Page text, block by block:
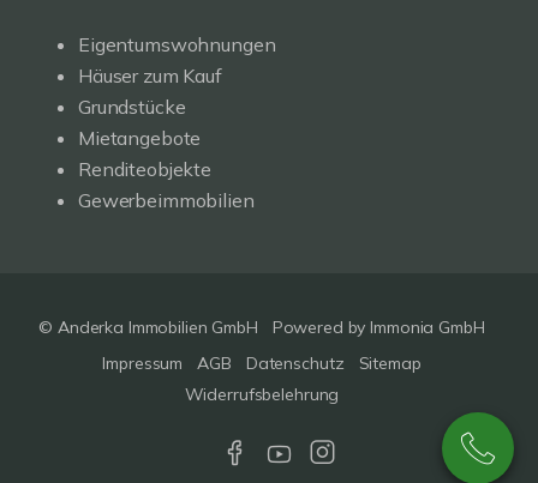
Eigentumswohnungen
Häuser zum Kauf
Grundstücke
Mietangebote
Renditeobjekte
Gewerbeimmobilien
© Anderka Immobilien GmbH Powered by Immonia GmbH
Impressum
AGB Datenschutz
Sitemap
Widerrufsbelehrung